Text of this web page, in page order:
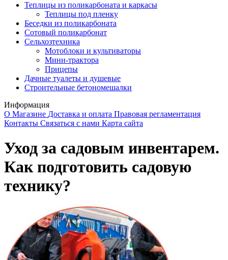
Теплицы из поликарбоната и каркасы
Теплицы под пленку
Беседки из поликарбоната
Сотовый поликарбонат
Сельхозтехника
Мотоблоки и культиваторы
Мини-трактора
Прицепы
Дачные туалеты и душевые
Строительные бетономешалки
Информация
О Магазине Доставка и оплата Правовая регламентация
Контакты Связаться с нами Карта сайта
Уход за садовым инвентарем.
Как подготовить садовую
технику?